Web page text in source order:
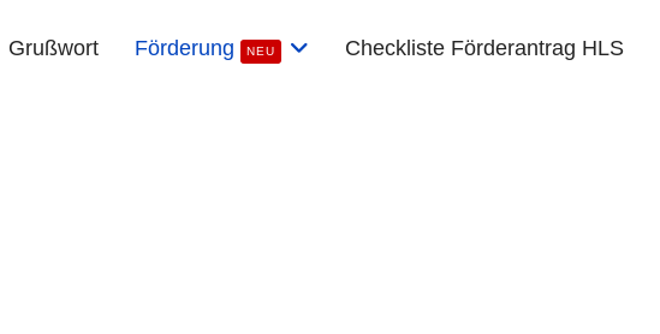
Grußwort Förderung NEU Checkliste Förderantrag HLS